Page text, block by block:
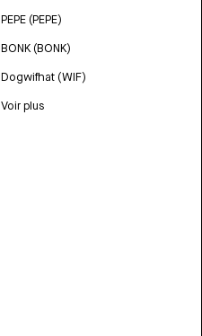
PEPE (PEPE)
BONK (BONK)
Dogwifhat (WIF)
Voir plus